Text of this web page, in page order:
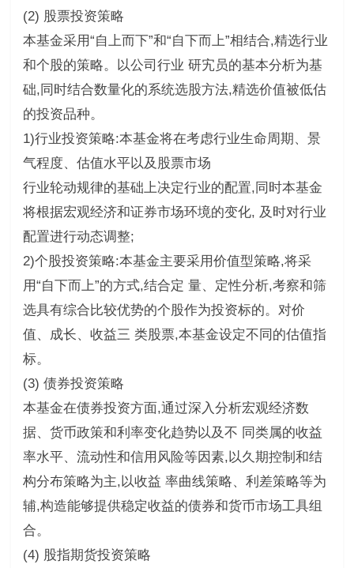
(2) 股票投资策略
本基金采用“自上而下”和“自下而上”相结合,精选行业
和个股的策略。以公司行业 研宄员的基本分析为基
础,同时结合数量化的系统选股方法,精选价值被低估
的投资品种。
1)行业投资策略:本基金将在考虑行业生命周期、景
气程度、估值水平以及股票市场
行业轮动规律的基础上决定行业的配置,同时本基金
将根据宏观经济和证券市场环境的变化, 及时对行业
配置进行动态调整;
2)个股投资策略:本基金主要采用价值型策略,将采
用“自下而上”的方式,结合定 量、定性分析,考察和筛
选具有综合比较优势的个股作为投资标的。对价
值、成长、收益三 类股票,本基金设定不同的估值指
标。
(3) 债券投资策略
本基金在债券投资方面,通过深入分析宏观经济数
据、货币政策和利率变化趋势以及不 同类属的收益
率水平、流动性和信用风险等因素,以久期控制和结
构分布策略为主,以收益 率曲线策略、利差策略等为
辅,构造能够提供稳定收益的债券和货币市场工具组
合。
(4) 股指期货投资策略